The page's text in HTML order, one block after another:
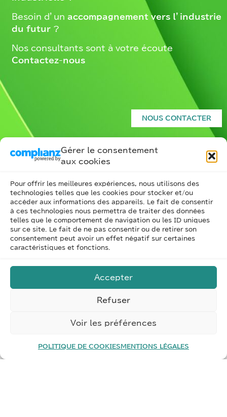
Gérer le consentement
aux cookies
Pour offrir les meilleures expériences, nous utilisons des
technologies telles que les cookies pour stocker et/ou
accéder aux informations des appareils. Le fait de consentir
à ces technologies nous permettra de traiter des données
telles que le comportement de navigation ou les ID uniques
sur ce site. Le fait de ne pas consentir ou de retirer son
consentement peut avoir un effet négatif sur certaines
caractéristiques et fonctions.
Accepter
Refuser
Voir les préférences
POLITIQUE DE COOKIESMENTIONS LÉGALES
Besoin d’un accompagnement vers l’industrie
du futur?
Nos consultants sont à votre écoute –
Contactez-nous
NOUS CONTACTER
ILS NOUS FONT
CONFIANCE